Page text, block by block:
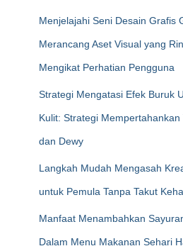
Menjelajahi Seni Desain Grafis
Merancang Aset Visual yang
Mengikat Perhatian Pengguna
Strategi Mengatasi Efek Buruk
Kulit: Strategi Mempertahankan
dan Dewy
Langkah Mudah Mengasah
untuk Pemula Tanpa Takut
Manfaat Menambahkan
Dalam Menu Makanan Sehari